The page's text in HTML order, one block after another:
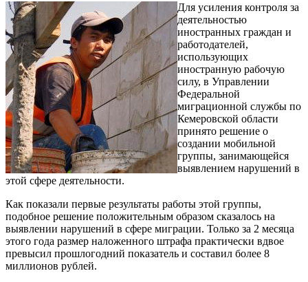
Для усиления контроля за
деятельностью
иностранных граждан и
работодателей,
использующих
иностранную рабочую
силу, в Управлении
Федеральной
миграционной службы по
Кемеровской области
принято решение о
создании мобильной
группы, занимающейся
выявлением нарушений в
этой сфере деятельности.
Как показали первые результаты работы этой группы,
подобное решение положительным образом сказалось на
выявлении нарушений в сфере миграции. Только за 2 месяца
этого года размер наложенного штрафа практически вдвое
превысил прошлогодний показатель и составил более 8
миллионов рублей.